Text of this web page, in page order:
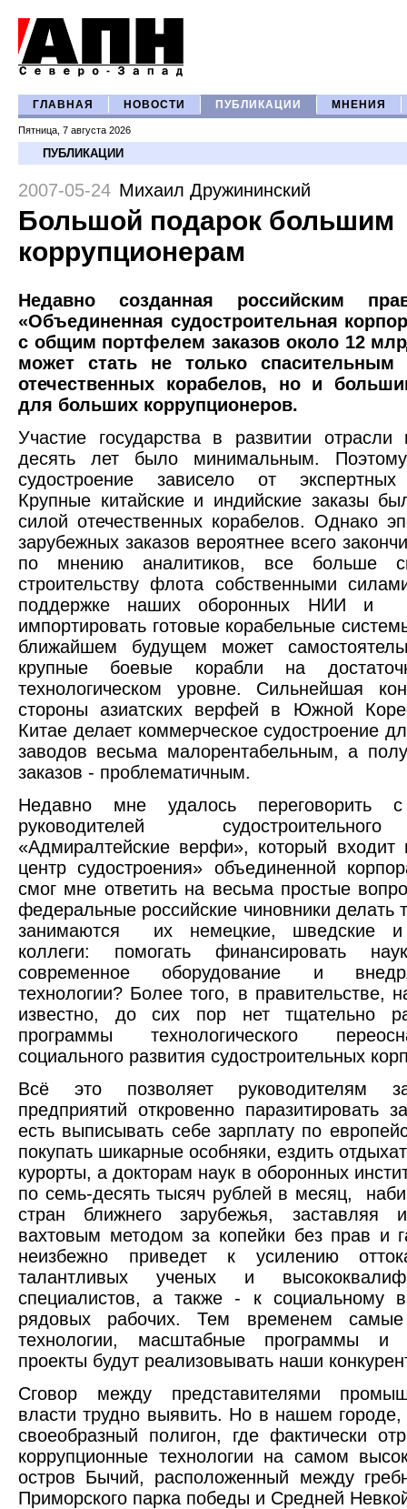
ГЛАВНАЯ НОВОСТИ ПУБЛИКАЦИИ МНЕНИЯ
Пятница, 7 августа 2026
ПУБЛИКАЦИИ
2007-05-24 Михаил Дружининский
Большой подарок большим
коррупционерам
Недавно созданная российским
«Объединенная судостроительная
с общим портфелем заказов около 12
может стать не только спасительным
отечественных корабелов, но и
для больших коррупционеров.
Участие государства в развитии отрасли
десять лет было минимальным. Поэтому
судостроение зависело от экспертных
Крупные китайские и индийские заказы
силой отечественных корабелов. Однако
зарубежных заказов вероятнее всего
по мнению аналитиков, все больше
строительству флота собственными
поддержке наших оборонных НИИ и
импортировать готовые корабельные
ближайшем будущем может
крупные боевые корабли на
технологическом уровне. Сильнейшая
стороны азиатских верфей в Южной
Китае делает коммерческое судостроение
заводов весьма малорентабельным, а
заказов - проблематичным.
Недавно мне удалось переговорить
руководителей
«Адмиралтейские верфи», который
центр судостроения» объединенной
смог мне ответить на весьма простые
федеральные российские чиновники делать
занимаются их немецкие, шведские и
коллеги: помогать финансировать
современное оборудование и
технологии? Более того, в правительстве,
известно, до сих пор нет тщательно
программы технологического
социального развития судостроительных
Всё это позволяет руководителям
предприятий откровенно паразитировать
есть выписывать себе зарплату по
покупать шикарные особняки, ездить
курорты, а докторам наук в оборонных
по семь-десять тысяч рублей в месяц,
стран ближнего зарубежья, заставляя
вахтовым методом за копейки без прав и
неизбежно приведет к усилению
талантливых ученых и
специалистов, а также - к социальному
рядовых рабочих. Тем временем самые
технологии, масштабные программы и
проекты будут реализовывать наши
Сговор между представителями
власти трудно выявить. Но в нашем городе,
своеобразный полигон, где фактически
коррупционные технологии на самом
остров Бычий, расположенный между
Приморского парка победы и Средней